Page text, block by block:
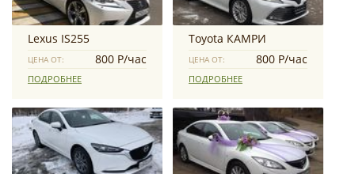
Lexus IS255
ЦЕНА ОТ: 800 Р/час
ПОДРОБНЕЕ
Toyota КАМРИ
ЦЕНА ОТ: 800 Р/час
ПОДРОБНЕЕ